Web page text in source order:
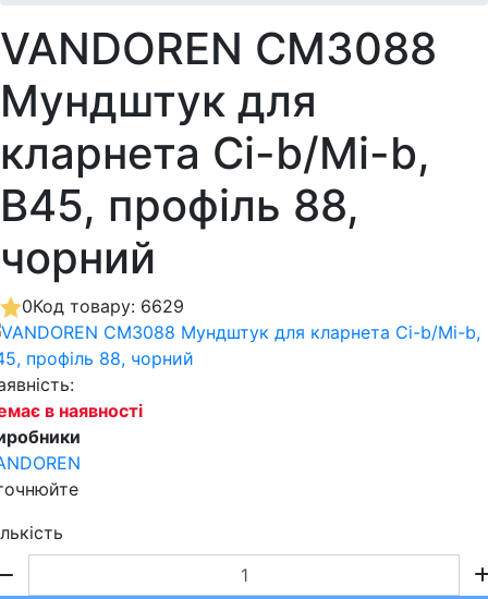
VANDOREN CM3088
Мундштук для
кларнета Сі-b/Мі-b,
B45, профіль 88,
чорний
0Код товару: 6629
в наявності